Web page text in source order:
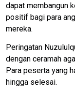
dapat membangun
positif bagi para
mereka.
Peringatan
dengan ceramah
Para peserta yang
hingga selesai.